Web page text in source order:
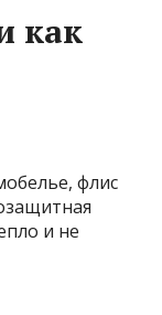
как
флис
и не